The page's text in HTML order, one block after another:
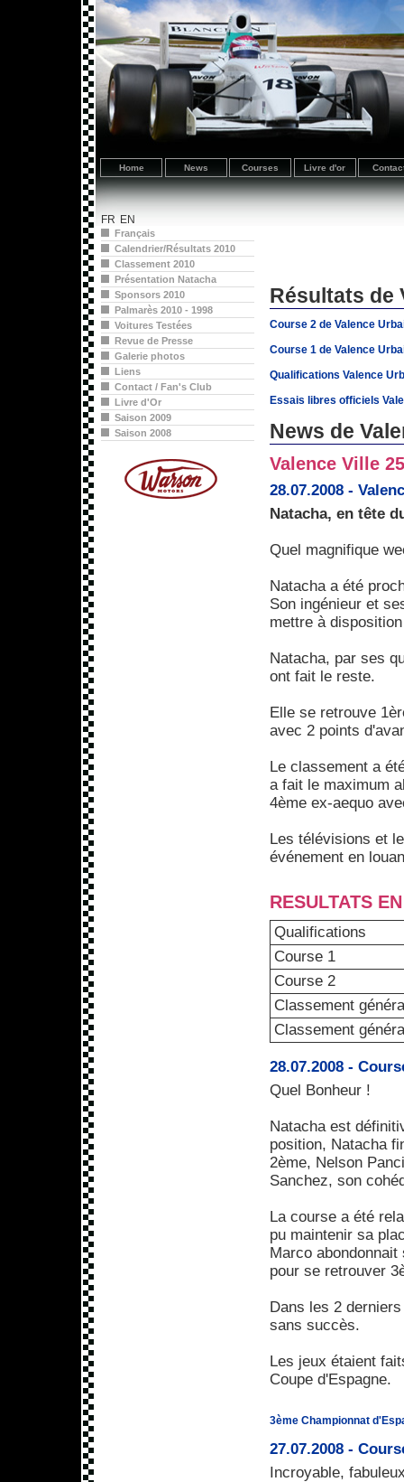
Home News Courses Livre d'or
FR EN
Français
Calendrier/Résultats 2010
Classement 2010
Présentation Natacha
Sponsors 2010
Palmarès 2010 - 1998
Voitures Testées
Revue de Presse
Galerie photos
Liens
Contact / Fan's Club
Livre d'Or
Saison 2009
Saison 2008
Résultats de
Course 2 de Valence
Course 1 de Valence
Qualifications Valence
Essais libres officiels
News de
Valence Ville
28.07.2008 -
Natacha, en tête
Quel magnifique
Natacha a été
Son ingénieur et
mettre à
Natacha, par ses
ont fait le reste.
Elle se retrouve
avec 2 points
Le classement a
a fait le maximum
4ème ex-aequo
Les télévisions et
événement en
RESULTATS
Qualifications
Course 1
Course 2
Classement
Classement
28.07.2008 -
Quel Bonheur !
Natacha est
position, Natacha
2ème, Nelson
Sanchez, son
La course a été
pu maintenir sa
Marco
pour se retrouver
Dans les 2
sans succès.
Les jeux étaient
Coupe d'Espagne.
3ème Championnat
27.07.2008 -
Incroyable,